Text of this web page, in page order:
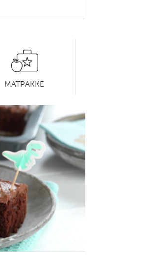
MATPAKKE